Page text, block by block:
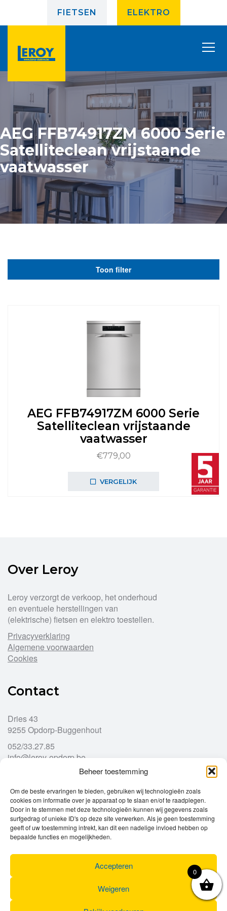
Beheer toestemming
Om de beste ervaringen te bieden, gebruiken wij technologieën zoals
cookies om informatie over je apparaat op te slaan en/of te raadplegen.
Door in te stemmen met deze technologieën kunnen wij gegevens zoals
surfgedrag of unieke ID's op deze site verwerken. Als je geen toestemming
geeft of uw toestemming intrekt, kan dit een nadelige invloed hebben op
bepaalde functies en mogelijkheden.
Accepteren
Weigeren
FIETSEN ELEKTRO
AEG FFB74917ZM 6000 Serie
Satelliteclean vrijstaande
vaatwasser
Toon filter
AEG FFB74917ZM 6000 Serie
Satelliteclean vrijstaande
vaatwasser
€779,00
VERGELIJK
Over Leroy
Leroy verzorgt de verkoop, het onderhoud
en eventuele herstellingen van
(elektrische) fietsen en elektro toestellen.
Privacyverklaring
Algemene voorwaarden
Cookies
Contact
Dries 43
9255 Opdorp-Buggenhout
052/33.27.85
info@leroy-opdorp.be
Openingsuren
Ma
gesloten
Di
9u – 12u
13u – 18u00
Wo
9u – 12u
13u – 18u00
Do
9u – 12u
13u – 18u00
13u – 18u00
Za
0